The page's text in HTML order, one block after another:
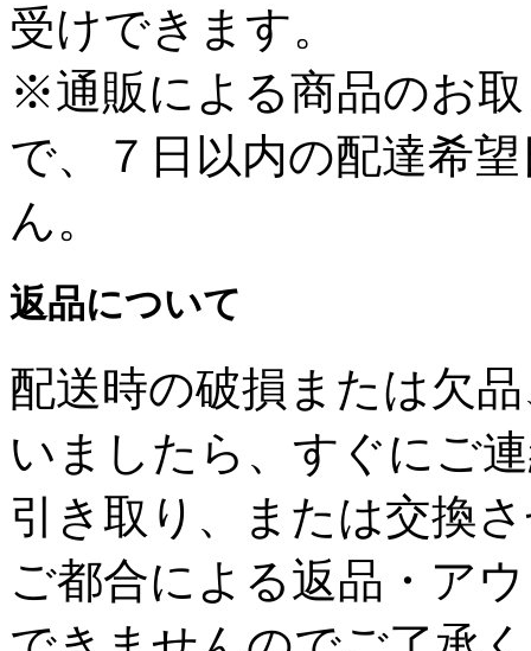
受けできます。
※通販による商品のお
で、７日以内の配達希
ん。
返品について
配送時の破損または欠
いましたら、すぐにご
引き取り、または交換
ご都合による返品・ア